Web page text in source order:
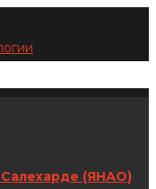
Салехарде (ЯНАО)